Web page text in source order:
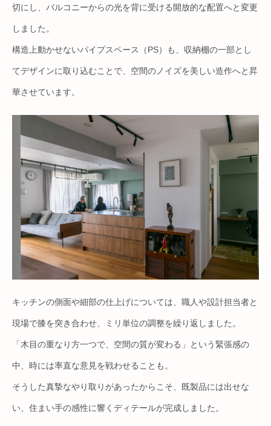
切にし、バルコニーからの光を背に受ける開放的な配置へと変更
しました。
構造上動かせないパイプスペース（PS）も、収納棚の一部とし
てデザインに取り込むことで、空間のノイズを美しい造作へと昇
華させています。
キッチンの側面や細部の仕上げについては、職人や設計担当者と
現場で膝を突き合わせ、ミリ単位の調整を繰り返しました。
「木目の重なり方一つで、空間の質が変わる」という緊張感の
中、時には率直な意見を戦わせることも。
そうした真摯なやり取りがあったからこそ、既製品には出せな
い、住まい手の感性に響くディテールが完成しました。